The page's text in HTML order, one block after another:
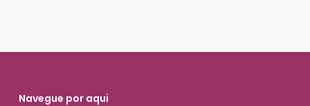
Navegue por aqui